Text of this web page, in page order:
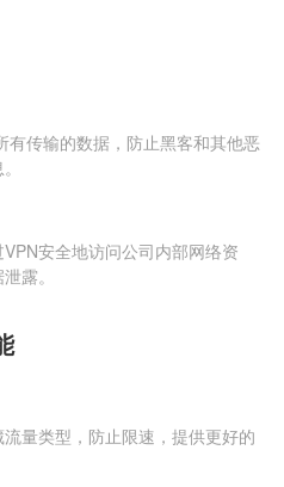
有传输的数据，防止黑客和其他恶
安全地访问公司内部网络资
露。
量类型，防止限速，提供更好的